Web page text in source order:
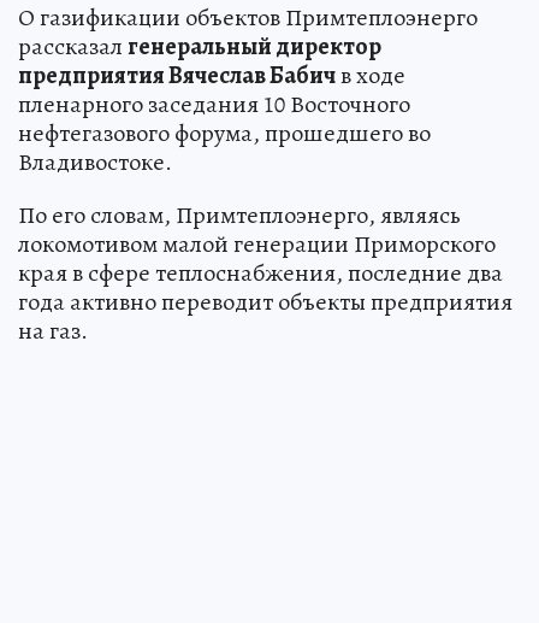
О газификации объектов Примтеплоэнерго
рассказалгенеральный директор
предприятия Вячеслав Бабичв ходе
пленарного заседания 10 Восточного
нефтегазового форума, прошедшего во
Владивостоке.
По его словам, Примтеплоэнерго, являясь
локомотивом малой генерации Приморского
края в сфере теплоснабжения, последние два
года активно переводит объекты предприятия
на газ.